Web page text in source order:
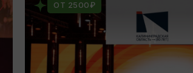
ОТ 2500₽